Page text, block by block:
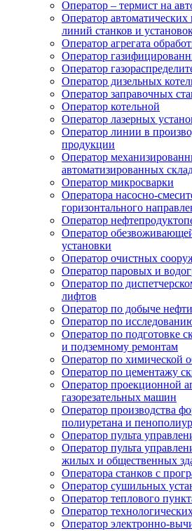
Оператор – термист на
Оператор
линий станков и
Оператор агрегата
Оператор
Оператор
Оператор дизельных
Оператор заправочных
Оператор котельной
Оператор лазерных
Оператор линии в
продукции
Оператор
автоматизированных
Оператор микросварки
Оператора насосно-
горизонтального
Оператор
Оператор
установки
Оператор очистных
Оператор паровых и
Оператор по
лифтов
Оператор по добыче нефти
Оператор по
Оператор по подготовке
и подземному ремонтам
Оператор по химической
Оператор по цементажу
Оператор проекционной
газорезательных машин
Оператор производства
полиуретана и
Оператор пульта
Оператор пульта
жилых и общественных
Оператора станков с
Оператор сушильных
Оператор теплового
Оператор
Оператор электронно-